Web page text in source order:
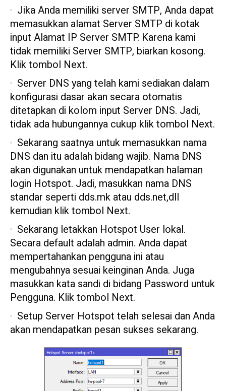
Jika Anda memiliki server SMTP, Anda dapat
memasukkan alamat Server SMTP di kotak
input Alamat IP Server SMTP. Karena kami
tidak memiliki Server SMTP, biarkan kosong.
Klik tombol Next.
Server DNS yang telah kami sediakan dalam
konfigurasi dasar akan secara otomatis
ditetapkan di kolom input Server DNS. Jadi,
tidak ada hubungannya cukup klik tombol Next.
Sekarang saatnya untuk memasukkan nama
DNS dan itu adalah bidang wajib. Nama DNS
akan digunakan untuk mendapatkan halaman
login Hotspot. Jadi, masukkan nama DNS
standar seperti dds.mk atau dds.net,dll
kemudian klik tombol Next.
Sekarang letakkan Hotspot User lokal.
Secara default adalah admin. Anda dapat
mempertahankan pengguna ini atau
mengubahnya sesuai keinginan Anda. Juga
masukkan kata sandi di bidang Password untuk
Pengguna. Klik tombol Next.
Setup Server Hotspot telah selesai dan Anda
akan mendapatkan pesan sukses sekarang.